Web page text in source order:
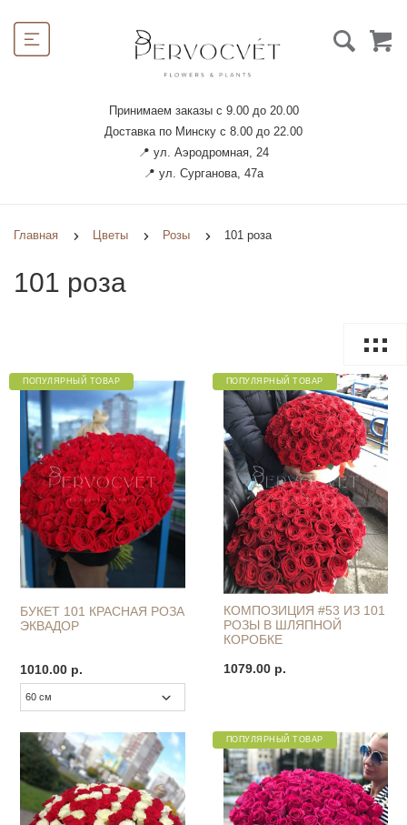
Принимаем заказы с 9.00 до 20.00
Доставка по Минску с 8.00 до 22.00
📍 ул. Аэродромная, 24
📍 ул. Сурганова, 47а
Главная Цветы Розы 101 роза
101 роза
ПОПУЛЯРНЫЙ ТОВАР
БУКЕТ 101 КРАСНАЯ РОЗА
ЭКВАДОР
1010.00 р.
ПОПУЛЯРНЫЙ ТОВАР
КОМПОЗИЦИЯ #53 ИЗ 101
РОЗЫ В ШЛЯПНОЙ
КОРОБКЕ
1079.00 р.
ПОПУЛЯРНЫЙ ТОВАР